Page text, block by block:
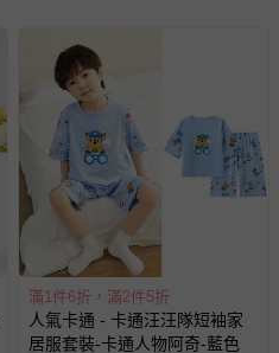
不同，可能存在1-3cm誤差，敬
賞期／猶豫期權益，但此期間
必須是未經使用的全新狀態，
文件及贈品等。
滿1件6折，滿2件5折
人氣卡通 - 卡通汪汪隊短袖家
居服套裝-卡通人物阿奇-藍色